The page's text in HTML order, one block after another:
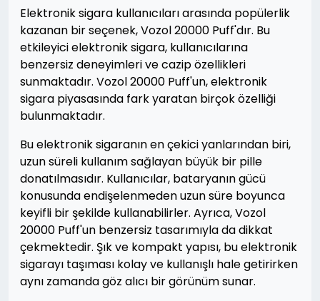
Elektronik sigara kullanıcıları arasında popülerlik
kazanan bir seçenek, Vozol 20000 Puff'dır. Bu
etkileyici elektronik sigara, kullanıcılarına
benzersiz deneyimleri ve cazip özellikleri
sunmaktadır. Vozol 20000 Puff'un, elektronik
sigara piyasasında fark yaratan birçok özelliği
bulunmaktadır.
Bu elektronik sigaranın en çekici yanlarından biri,
uzun süreli kullanım sağlayan büyük bir pille
donatılmasıdır. Kullanıcılar, bataryanın gücü
konusunda endişelenmeden uzun süre boyunca
keyifli bir şekilde kullanabilirler. Ayrıca, Vozol
20000 Puff'un benzersiz tasarımıyla da dikkat
çekmektedir. Şık ve kompakt yapısı, bu elektronik
sigarayı taşıması kolay ve kullanışlı hale getirirken
aynı zamanda göz alıcı bir görünüm sunar.